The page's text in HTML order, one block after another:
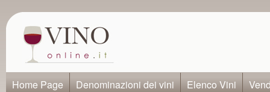
Home Page Denominazioni dei vini Elenco Vini